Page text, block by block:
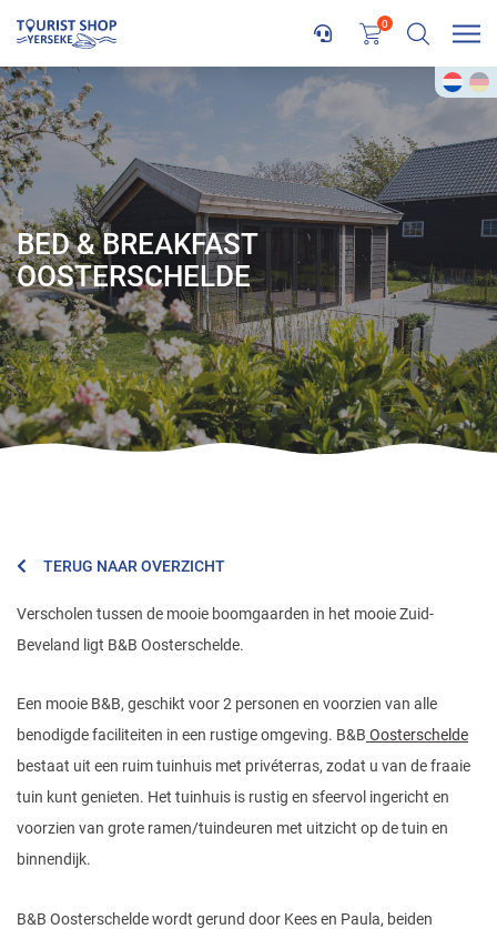
0
BED & BREAKFAST
OOSTERSCHELDE
TERUG NAAR OVERZICHT
Verscholen tussen de mooie boomgaarden in het mooie Zuid-
Beveland ligt B&B Oosterschelde.
Een mooie B&B, geschikt voor 2 personen en voorzien van alle
benodigde faciliteiten in een rustige omgeving. B&B Oosterschelde
bestaat uit een ruim tuinhuis met privéterras, zodat u van de fraaie
tuin kunt genieten. Het tuinhuis is rustig en sfeervol ingericht en
voorzien van grote ramen/tuindeuren met uitzicht op de tuin en
binnendijk.
B&B Oosterschelde wordt gerund door Kees en Paula, beiden